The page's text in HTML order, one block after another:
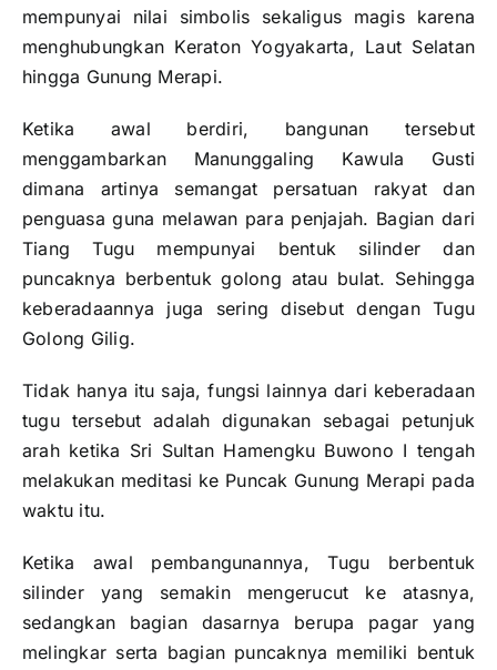
mempunyai nilai simbolis sekaligus magis karena
menghubungkan Keraton Yogyakarta, Laut Selatan
hingga Gunung Merapi.
Ketika awal berdiri, bangunan tersebut
menggambarkan Manunggaling Kawula Gusti
dimana artinya semangat persatuan rakyat dan
penguasa guna melawan para penjajah. Bagian dari
Tiang Tugu mempunyai bentuk silinder dan
puncaknya berbentuk golong atau bulat. Sehingga
keberadaannya juga sering disebut dengan Tugu
Golong Gilig.
Tidak hanya itu saja, fungsi lainnya dari keberadaan
tugu tersebut adalah digunakan sebagai petunjuk
arah ketika Sri Sultan Hamengku Buwono I tengah
melakukan meditasi ke Puncak Gunung Merapi pada
waktu itu.
Ketika awal pembangunannya, Tugu berbentuk
silinder yang semakin mengerucut ke atasnya,
sedangkan bagian dasarnya berupa pagar yang
melingkar serta bagian puncaknya memiliki bentuk